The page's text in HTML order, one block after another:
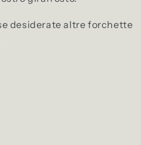
desiderate altre forchette